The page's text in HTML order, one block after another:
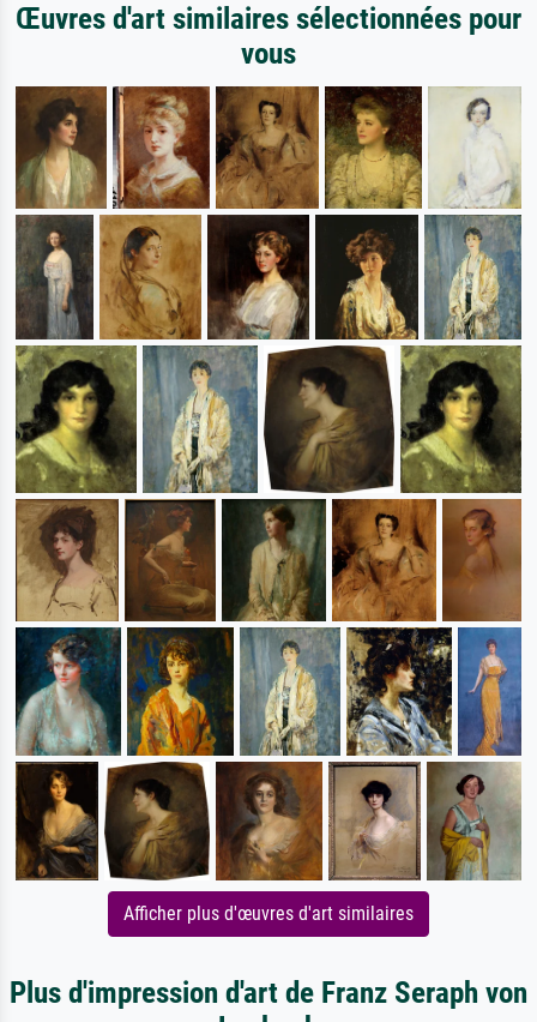
Œuvres d'art similaires sélectionnées pour
vous
Afficher plus d'œuvres d'art similaires
Plus d'impression d'art de Franz Seraph von